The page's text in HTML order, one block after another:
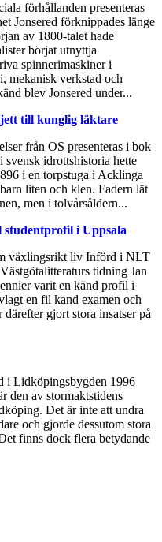
förhållanden presenteras
Jonsered förknippades länge
av 1800-talet hade
börjat utnyttja
spinnerimaskiner i
mekanisk verkstad och
blev Jonsered under...
till kunglig läktare
från OS presenteras i bok
svensk idrottshistoria hette
i en torpstuga i Acklinga
liten och klen. Fadern lät
men i tolvårsåldern...
i Uppsala
växlingsrikt liv Införd i NLT
tidning Jan
varit en känd profil i
en fil kand examen och
gjort stora insatser på
i Lidköpingsbygden 1996
den av stormaktstidens
Det är inte att undra
och gjorde dessutom stora
finns dock flera betydande